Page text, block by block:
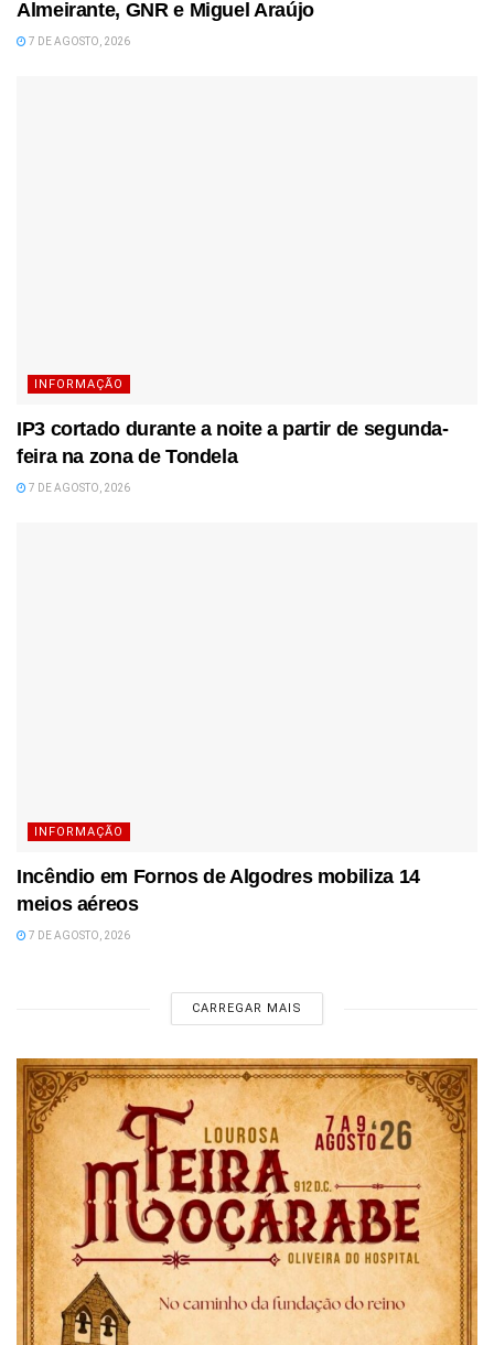
Almeirante, GNR e Miguel Araújo
7 DE AGOSTO, 2026
INFORMAÇÃO
IP3 cortado durante a noite a partir de segunda-
feira na zona de Tondela
7 DE AGOSTO, 2026
INFORMAÇÃO
Incêndio em Fornos de Algodres mobiliza 14
meios aéreos
7 DE AGOSTO, 2026
CARREGAR MAIS